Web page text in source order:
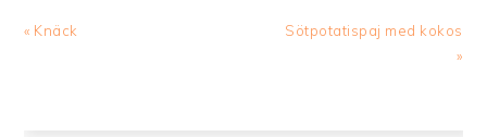
Previous
« Knäck
Next
Sötpotatispaj med kokos
»